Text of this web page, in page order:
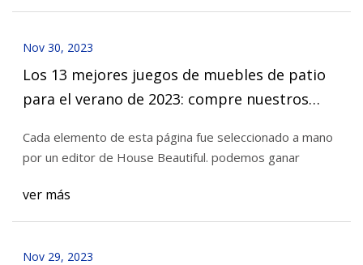
Nov 30, 2023
Los 13 mejores juegos de muebles de patio
para el verano de 2023: compre nuestros
Cada elemento de esta página fue seleccionado a mano
por un editor de House Beautiful. podemos ganar
ver más
Nov 29, 2023